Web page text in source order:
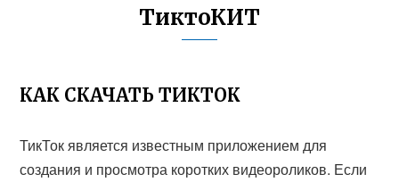
ТиктоКИТ
КАК СКАЧАТЬ ТИКТОК
ТикТок является известным приложением для
создания и просмотра коротких видеороликов. Если